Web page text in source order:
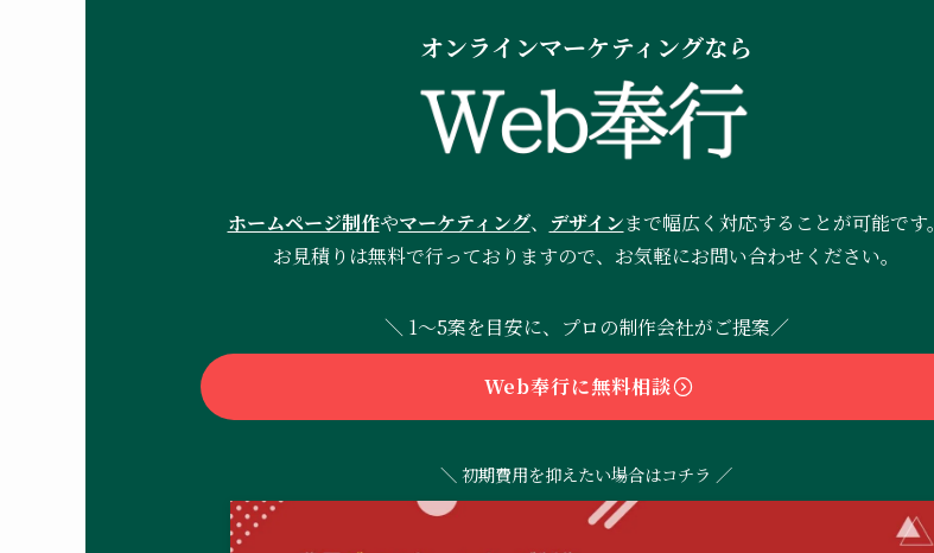
オンラインマーケティングなら
ホームページ制作やマーケティング、 デザインまで幅広く対応することが可能です。
お見積りは無料で行っておりますので、お気軽にお問い合わせください。
＼ 1〜5案を目安に、プロの制作会社がご提案／
Web奉行に無料相談
＼ 初期費用を抑えたい場合はコチラ ／